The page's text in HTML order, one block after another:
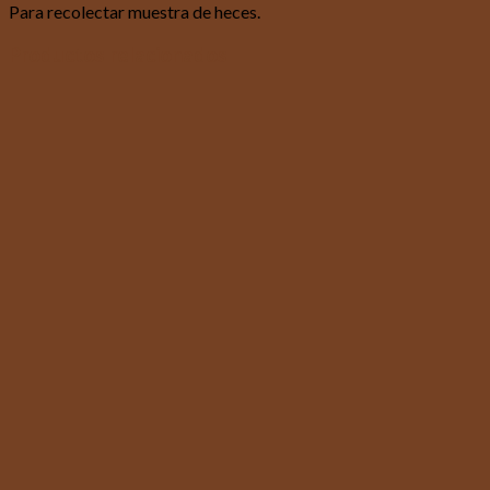
Para recolectar muestra de heces.